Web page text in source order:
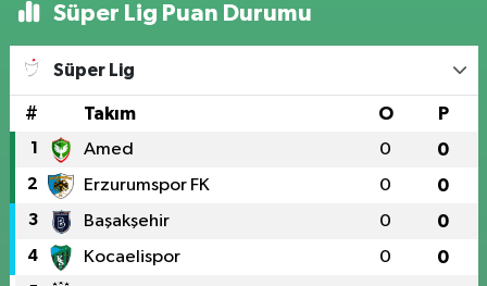
Süper Lig Puan Durumu
Süper Lig
# Takım O P
1 Amed 0 0
2 Erzurumspor FK 0 0
3 Başakşehir 0 0
4 Kocaelispor 0 0